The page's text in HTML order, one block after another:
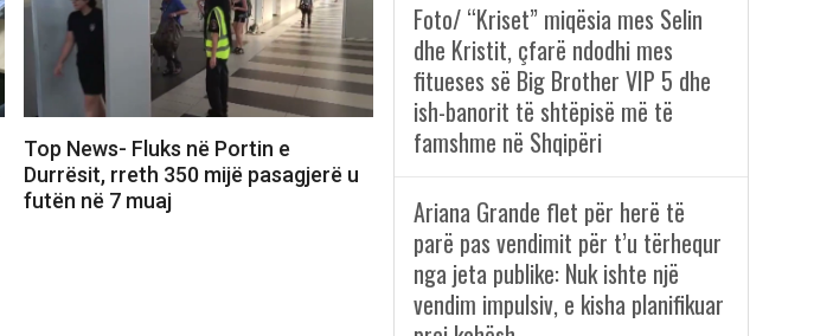
Top News- Fluks në Portin e
Durrësit, rreth 350 mijë pasagjerë u
futën në 7 muaj
Foto/ “Kriset” miqësia mes Selin
dhe Kristit, çfarë ndodhi mes
fitueses së Big Brother VIP 5 dhe
ish-banorit të shtëpisë më të
famshme në Shqipëri
Ariana Grande flet për herë të
parë pas vendimit për t’u tërhequr
nga jeta publike: Nuk ishte një
vendim impulsiv, e kisha planifikuar